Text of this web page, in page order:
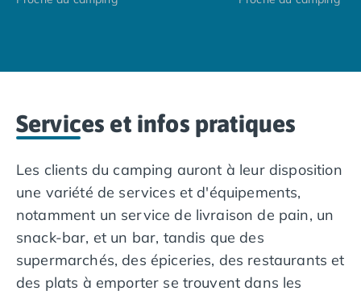
Services et infos pratiques
Les clients du camping auront à leur disposition
une variété de services et d'équipements,
notamment un service de livraison de pain, un
snack-bar, et un bar, tandis que des
supermarchés, des épiceries, des restaurants et
des plats à emporter se trouvent dans les